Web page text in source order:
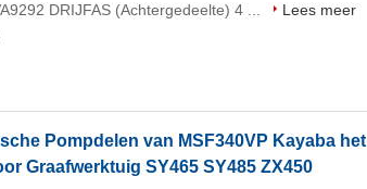
DRIJFAS (Achtergedeelte) 4 ...
Lees meer
Pompdelen van MSF340VP Kayaba het
Graafwerktuig SY465 SY485 ZX450